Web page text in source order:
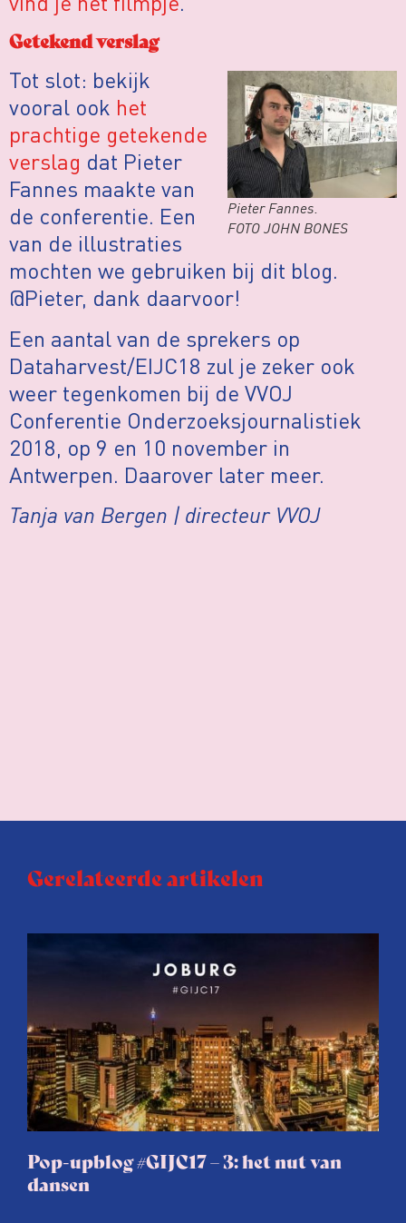
Getekend verslag
Pieter Fannes.
FOTO JOHN BONES
Tot slot: bekijk
vooral ook het
prachtige getekende
verslag dat Pieter
Fannes maakte van
de conferentie. Een
van de illustraties
mochten we gebruiken bij dit blog.
@Pieter, dank daarvoor!
Een aantal van de sprekers op
Dataharvest/EIJC18 zul je zeker ook
weer tegenkomen bij de VVOJ
Conferentie Onderzoeksjournalistiek
2018, op 9 en 10 november in
Antwerpen. Daarover later meer.
Tanja van Bergen | directeur VVOJ
Gerelateerde artikelen
Pop-upblog #GIJC17 – 3: het nut van
dansen